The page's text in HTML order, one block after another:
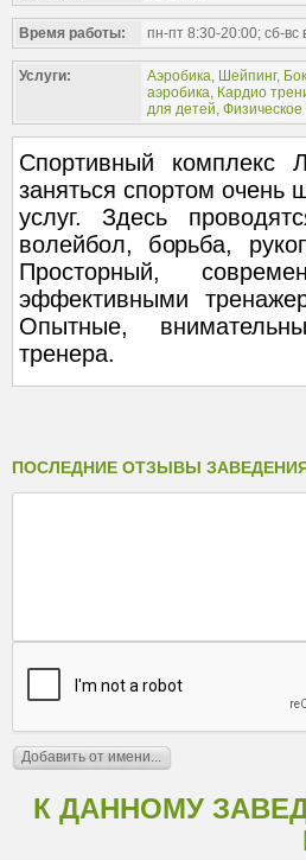
Время работы: пн-пт 8:30-20:00; сб-вс
Услуги: Аэробика, Шейпинг,
аэробика, Кардио
для детей, Физическое
Спортивный комплекс
заняться спортом очень
услуг. Здесь
волейбол, борьба,
Просторный,
эффективными
Опытные,
тренера.
ПОСЛЕДНИЕ ОТЗЫВЫ
К ДАННОМУ